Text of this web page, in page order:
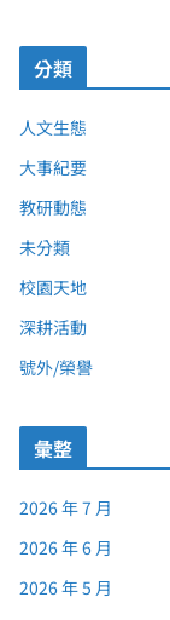
分類
人文生態
大事紀要
教研動態
未分類
校園天地
深耕活動
號外/榮譽
彙整
2026 年 7 月
2026 年 6 月
2026 年 5 月